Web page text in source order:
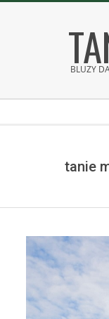
BLUZY
tanie